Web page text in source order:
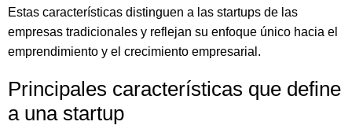
Estas características distinguen a las startups de las
empresas tradicionales y reflejan su enfoque único hacia el
emprendimiento y el crecimiento empresarial.
Principales características que define
a una startup